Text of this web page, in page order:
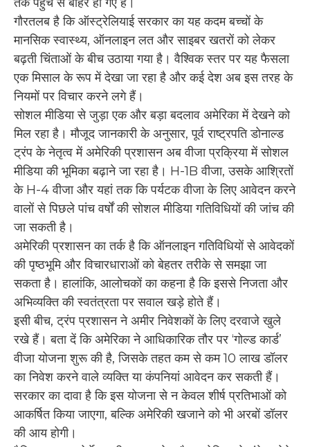
गौरतलब है कि ऑस्ट्रेलियाई सरकार का यह कदम बच्चों के
मानसिक स्वास्थ्य, ऑनलाइन लत और साइबर खतरों को लेकर
बढ़ती चिंताओं के बीच उठाया गया है। वैश्विक स्तर पर यह फैसला
एक मिसाल के रूप में देखा जा रहा है और कई देश अब इस तरह के
नियमों पर विचार करने लगे हैं।
सोशल मीडिया से जुड़ा एक और बड़ा बदलाव अमेरिका में देखने को
मिल रहा है। मौजूद जानकारी के अनुसार, पूर्व राष्ट्रपति डोनाल्ड
ट्रंप के नेतृत्व में अमेरिकी प्रशासन अब वीजा प्रक्रिया में सोशल
मीडिया की भूमिका बढ़ाने जा रहा है। H-1B वीजा, उसके आश्रितों
के H-4 वीजा और यहां तक कि पर्यटक वीजा के लिए आवेदन करने
वालों से पिछले पांच वर्षों की सोशल मीडिया गतिविधियों की जांच की
जा सकती है।
अमेरिकी प्रशासन का तर्क है कि ऑनलाइन गतिविधियों से आवेदकों
की पृष्ठभूमि और विचारधाराओं को बेहतर तरीके से समझा जा
सकता है। हालांकि, आलोचकों का कहना है कि इससे निजता और
अभिव्यक्ति की स्वतंत्रता पर सवाल खड़े होते हैं।
इसी बीच, ट्रंप प्रशासन ने अमीर निवेशकों के लिए दरवाजे खुले
रखे हैं। बता दें कि अमेरिका ने आधिकारिक तौर पर ‘गोल्ड कार्ड’
वीजा योजना शुरू की है, जिसके तहत कम से कम 10 लाख डॉलर
का निवेश करने वाले व्यक्ति या कंपनियां आवेदन कर सकती हैं।
सरकार का दावा है कि इस योजना से न केवल शीर्ष प्रतिभाओं को
आकर्षित किया जाएगा, बल्कि अमेरिकी खजाने को भी अरबों डॉलर
की आय होगी।